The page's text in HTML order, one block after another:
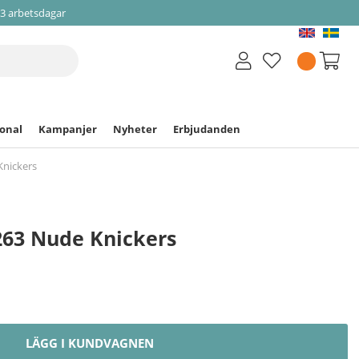
arbetsdagar
Kampanjer Nyheter Erbjudanden
Nude Knickers
LÄGG I KUNDVAGNEN